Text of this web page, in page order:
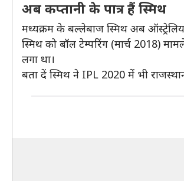
अब कप्तानी के पात्र हैं स्मिथ
मध्यक्रम के बल्लेबाज स्मिथ अब
स्मिथ को बॉल टेम्परिंग (मार्च 2018)
लगा था।
बता दें स्मिथ ने IPL 2020 में भी